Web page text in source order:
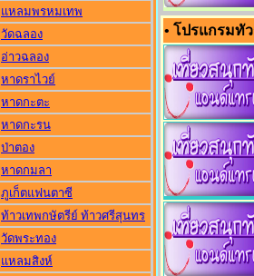
แหลมพรหมเทพ
วัดฉลอง
อ่าวฉลอง
หาดราไวย์
หาดกะตะ
หาดกะรน
ป่าตอง
หาดกมลา
ภูเก็ตแฟนตาซี
ท้าวเทพกษัตรีย์ ท้าวศรีสุนทร
วัดพระทอง
แหลมสิงห์
• โปรแกรมทั